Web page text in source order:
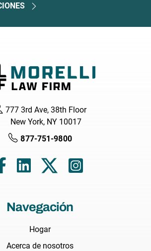
777 3rd Ave, 38th Floor
New York, NY 10017
877-751-9800
Navegación
Hogar
Acerca de nosotros